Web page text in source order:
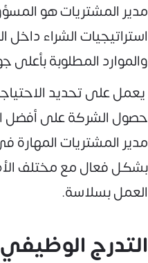
مدير المشتريات هو
استراتيجيات الشراء
والموارد المطلوبة
يعمل على تحديد
حصول الشركة على أفضل
مدير المشتريات المهارة
بشكل فعال مع مختلف
العمل بسلاسة.
التدرج